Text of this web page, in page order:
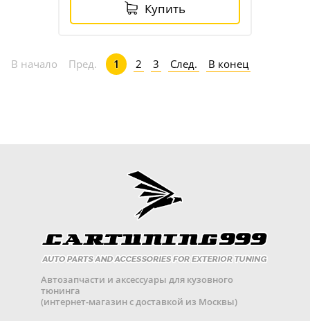
Купить
В начало Пред. 1 2 3 След. В конец
Автозапчасти и аксессуары для кузовного
тюнинга
(интернет-магазин с доставкой из Москвы)